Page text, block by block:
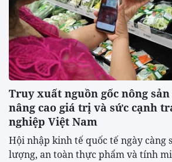
Truy xuất nguồn gốc nông
nâng cao giá trị và sức cạnh
nghiệp Việt Nam
Hội nhập kinh tế quốc tế ngày càng
lượng, an toàn thực phẩm và tính